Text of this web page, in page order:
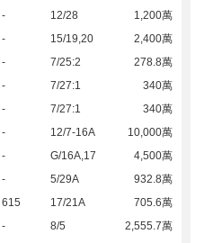
- 12/28
1,200萬
- 15/19,20
2,400萬
- 7/25:2
278.8萬
- 7/27:1
340萬
- 7/27:1
340萬
- 12/7-16A
10,000萬
- G/16A,17
4,500萬
- 5/29A
932.8萬
615 17/21A
705.6萬
- 8/5 2,555.7萬